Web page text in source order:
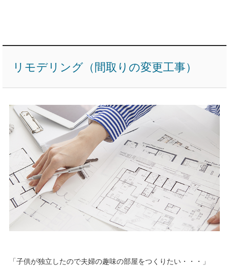
リモデリング（間取りの変更工事）
「子供が独立したので夫婦の趣味の部屋をつくりたい・・・」